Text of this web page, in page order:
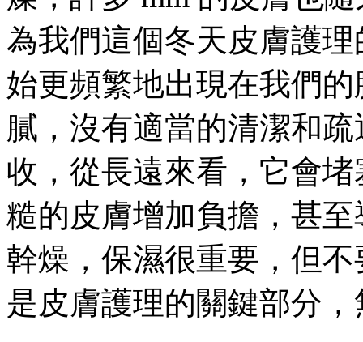
為我們這個冬天皮膚護
始更頻繁地出現在我們
膩，沒有適當的清潔和
收，從長遠來看，它會
糙的皮膚增加負擔，甚
幹燥，保濕很重要，但
是皮膚護理的關鍵部分